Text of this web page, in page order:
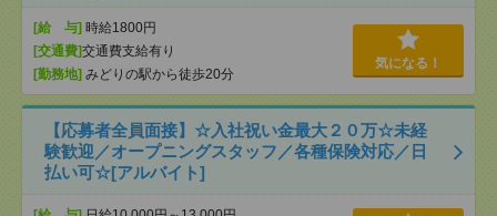
[給 与] 時給1800円
[交通費]交通費支給有り
[勤務地] みどりの駅から徒歩20分
気になる！
【応募者全員面接】☆入社祝い金最大２０万☆未経
験歓迎／オープニングスタッフ／各種保険対応／日
払い可☆[アルバイト]